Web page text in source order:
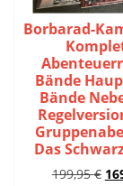
Borbarad-
Bände
Bände
Das
199,95€